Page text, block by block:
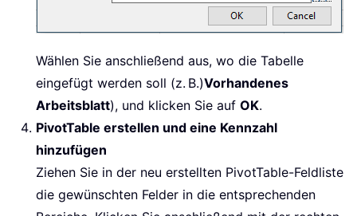
Wählen Sie anschließend aus, wo die Tabelle
eingefügt werden soll (z. B.)Vorhandenes
Arbeitsblatt), und klicken Sie auf OK.
PivotTable erstellen und eine Kennzahl
hinzufügen
Ziehen Sie in der neu erstellten PivotTable-Feldliste
die gewünschten Felder in die entsprechenden